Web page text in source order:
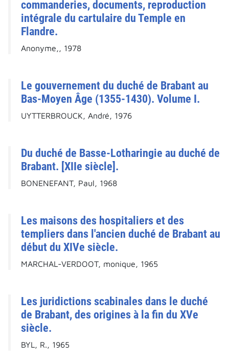
commanderies, documents, reproduction
intégrale du cartulaire du Temple en
Flandre.
Anonyme,, 1978
Le gouvernement du duché de Brabant au
Bas-Moyen Âge (1355-1430). Volume I.
UYTTERBROUCK, André, 1976
Du duché de Basse-Lotharingie au duché de
Brabant. [XIIe siècle].
BONENEFANT, Paul, 1968
Les maisons des hospitaliers et des
templiers dans l'ancien duché de Brabant au
début du XIVe siècle.
MARCHAL-VERDOOT, monique, 1965
Les juridictions scabinales dans le duché
de Brabant, des origines à la fin du XVe
siècle.
BYL, R., 1965